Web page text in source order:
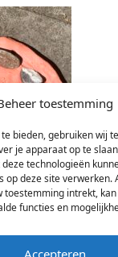
toestemming
bieden, gebruiken wij
je apparaat op te
technologieën
op deze site verwerken.
intrekt,
functies en
Accepteren